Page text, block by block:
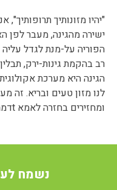
"יהיו מזונותיך
ישירה מהגינה, מעבר
הפוריה על-מנת לגדל
רב בהקמת גינות-ירק,
הגינה היא מערכת
לנו מזון טעים ובריא. זה
ומחזירים בחזרה לאמא tדמה.
נשמח